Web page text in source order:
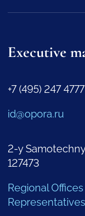
Executive
+7 (495) 247 4777
id@opora.ru
2-y
127473
Regional Offices